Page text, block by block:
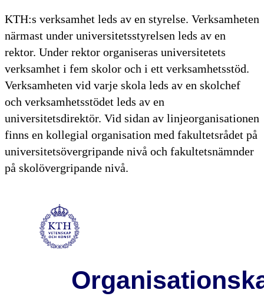
KTH:s verksamhet leds av en styrelse. Verksamheten
närmast under universitetsstyrelsen leds av en
rektor. Under rektor organiseras universitetets
verksamhet i fem skolor och i ett verksamhetsstöd.
Verksamheten vid varje skola leds av en skolchef
och verksamhetsstödet leds av en
universitetsdirektör. Vid sidan av linjeorganisationen
finns en kollegial organisation med fakultetsrådet på
universitetsövergripande nivå och fakultetsnämnder
på skolövergripande nivå.